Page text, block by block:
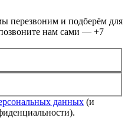
перезвоним и подберём для
нам сами — +7
данных (и